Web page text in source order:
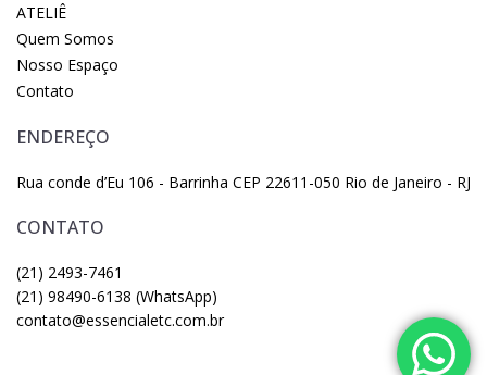
ATELIÊ
Quem Somos
Nosso Espaço
Contato
ENDEREÇO
Rua conde d’Eu 106 - Barrinha CEP 22611-050 Rio de Janeiro - RJ
CONTATO
(21) 2493-7461
(21) 98490-6138 (WhatsApp)
contato@essencialetc.com.br